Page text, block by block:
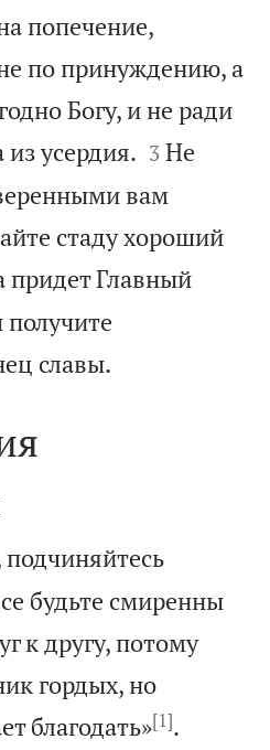
попечение,
по принуждению, а
Богу, и не ради
усердия. 

3 Не
вам
стаду хороший
придет Главный
славы.
будьте смиренны
к другу, потому
гордых, но
благодать»[1].